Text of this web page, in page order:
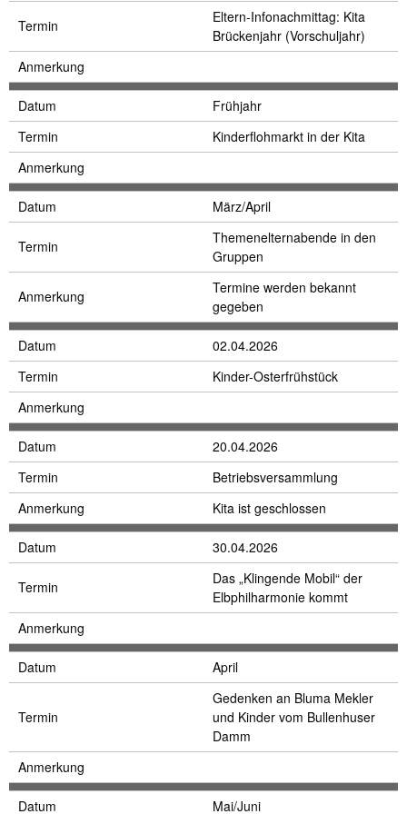
Termin
Eltern-Infonachmittag: Kita
Brückenjahr (Vorschuljahr)
Anmerkung
Datum
Frühjahr
Termin
Kinderflohmarkt in der Kita
Anmerkung
Datum März/April
Termin
Themenelternabende in den
Gruppen
Anmerkung
Termine werden bekannt
gegeben
Datum
02.04.2026
Termin
Kinder-Osterfrühstück
Anmerkung
Datum
20.04.2026
Termin
Betriebsversammlung
Anmerkung
Kita ist geschlossen
Datum 30.04.2026
Termin
Das „Klingende Mobil“ der
Elbphilharmonie kommt
Anmerkung
Datum April
Termin
Gedenken an Bluma Mekler
und Kinder vom Bullenhuser
Damm
Anmerkung
Datum Mai/Juni